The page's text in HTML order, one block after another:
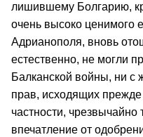
лишившему Болгарию,
очень высоко ценимого
Адрианополя, вновь
естественно, не могли
Балканской войны, ни с
прав, исходящих прежде
частности,
впечатление от